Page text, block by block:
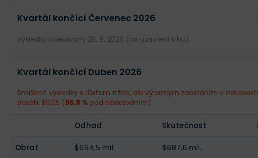
Kvartál končící Červenec 2026
Výsledky očekávány 26. 8. 2026 (po uzavření trhu).
Příjmy $131,3 mil.
$1,61 --
Kvartál končící Duben 2026
Smíšené výsledky s růstem tržeb, ale výrazným zaostáním v
dosáhl $0,05 (95.8 % pod očekáváním).
Odhad Skutečnost
Obrat $664,5 mil. $687,6 mil.